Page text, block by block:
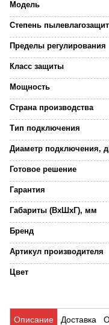
Модель
Степень
Пределы регулирования
Класс защиты
Мощность
Страна производства
Тип подключения
Диаметр подключения,
Готовое решение
Гарантия
Габариты (ВхШхГ), мм
Бренд
Артикул производителя
Цвет
Описание Доставка